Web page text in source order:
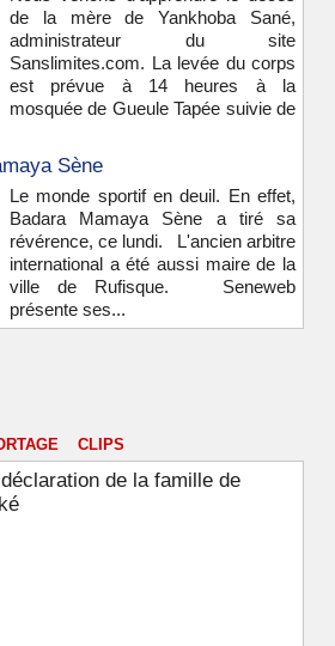
de la mère de Yankhoba Sané,
administrateur du site
Sanslimites.com. La levée du corps
est prévue à 14 heures à la
mosquée de Gueule Tapée suivie de
Sène
Le monde sportif en deuil. En effet,
Badara Mamaya Sène a tiré sa
révérence, ce lundi. L'ancien arbitre
international a été aussi maire de la
ville de Rufisque. Seneweb
présente ses...
CLIPS
de la famille de